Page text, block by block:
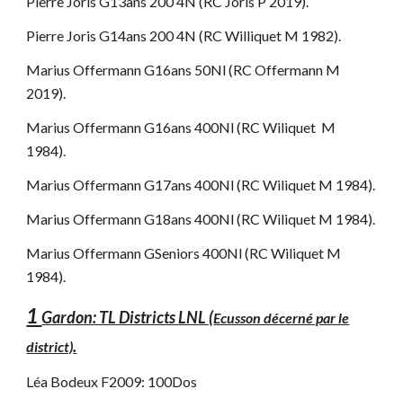
Pierre Joris G14ans 200 4N (RC Williquet M 1982).
Marius Offermann G16ans 50Nl (RC Offermann M
2019).
Marius Offermann G16ans 400Nl (RC Wiliquet M
1984).
Marius Offermann G17ans 400Nl (RC Wiliquet M 1984).
Marius Offermann G18ans 400Nl (RC Wiliquet M 1984).
Marius Offermann GSeniors 400Nl (RC Wiliquet M
1984).
1Gardon: TL Districts LNL (Ecusson décerné par le
district).
Léa Bodeux F2009: 100Dos